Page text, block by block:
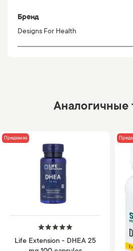
Бренд
Designs For Health
Аналогичные
Предзаказ
Life Extension - DHEA 25